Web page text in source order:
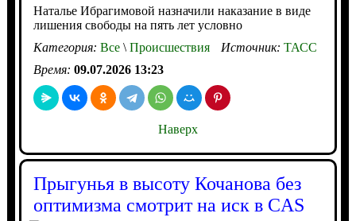
Наталье Ибрагимовой назначили наказание в виде
лишения свободы на пять лет условно
Категория: Все\Происшествия Источник: ТАСС
Время: 09.07.2026 13:23
Наверх
Прыгунья в высоту Кочанова без
оптимизма смотрит на иск в CAS